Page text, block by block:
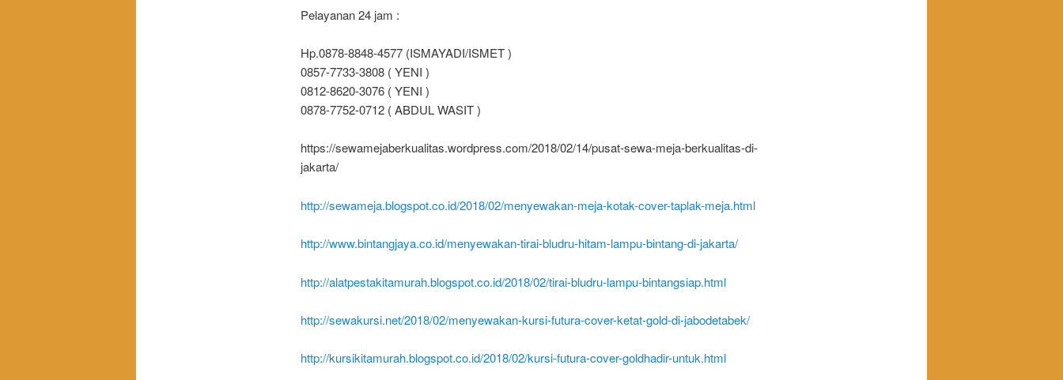
Pelayanan 24 jam :
Hp.0878-8848-4577 (ISMAYADI/ISMET )
0857-7733-3808 ( YENI )
0812-8620-3076 ( YENI )
0878-7752-0712 ( ABDUL WASIT )
https://sewamejaberkualitas.wordpress.com/2018/02/14/pusat-sewa-meja-berkualitas-di-
jakarta/
http://sewameja.blogspot.co.id/2018/02/menyewakan-meja-kotak-cover-taplak-meja.html
http://www.bintangjaya.co.id/menyewakan-tirai-bludru-hitam-lampu-bintang-di-jakarta/
http://alatpestakitamurah.blogspot.co.id/2018/02/tirai-bludru-lampu-bintangsiap.html
http://sewakursi.net/2018/02/menyewakan-kursi-futura-cover-ketat-gold-di-jabodetabek/
http://kursikitamurah.blogspot.co.id/2018/02/kursi-futura-cover-goldhadir-untuk.html